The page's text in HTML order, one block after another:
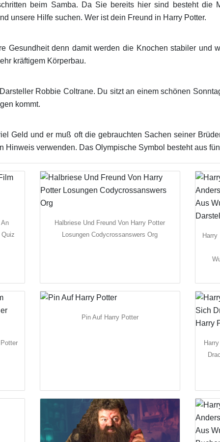
beim Samba. Da Sie bereits hier sind besteht die
unsere Hilfe suchen. Wer ist dein Freund in Harry Potter.
Gesundheit denn damit werden die Knochen stabiler und
kräftigem Körperbau.
Robbie Coltrane. Du sitzt an einem schönen
kommt.
Geld und er muß oft die gebrauchten Sachen seiner
Hinweis verwenden. Das Olympische Symbol besteht aus
Halbriese Und Freund Von Harry Potter
Losungen Codycrossanswers Org
Pin Auf Harry Potter